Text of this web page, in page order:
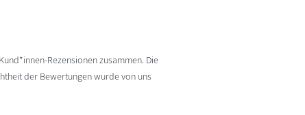
Rezensionen zusammen. Die
der Bewertungen wurde von uns